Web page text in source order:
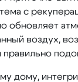
с
обновляет
воздух,
правильно
дому,